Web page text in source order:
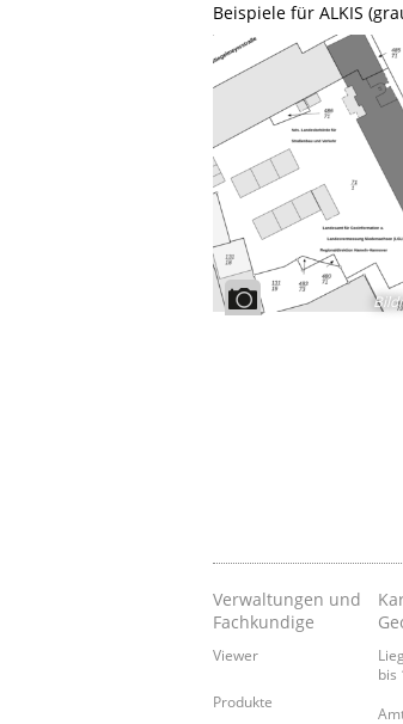
Beispiele für ALKIS
Verwaltungen und
Fachkundige
Viewer
Produkte
bis